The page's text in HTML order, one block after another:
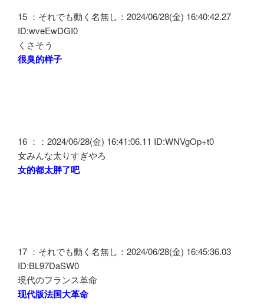
15 ：それでも動く名無し：2024/06/28(金) 16:40:42.27
ID:wveEwDGI0
くさそう
很臭的样子
16 ：：2024/06/28(金) 16:41:06.11 ID:WNVgOp+t0
女みんな太りすぎやろ
女的都太胖了吧
17 ：それでも動く名無し：2024/06/28(金) 16:45:36.03
ID:BL97DaSW0
現代のフランス革命
现代版法国大革命